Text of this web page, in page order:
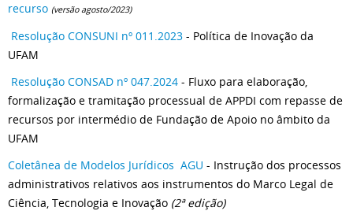
recurso (versão agosto/2023)
Resolução CONSUNI nº 011.2023 - Política de Inovação da
UFAM
Resolução CONSAD nº 047.2024 - Fluxo para elaboração,
formalização e tramitação processual de APPDI com repasse de
recursos por intermédio de Fundação de Apoio no âmbito da
UFAM
Coletânea de Modelos Jurídicos AGU - Instrução dos processos
administrativos relativos aos instrumentos do Marco Legal de
Ciência, Tecnologia e Inovação (2ª edição)